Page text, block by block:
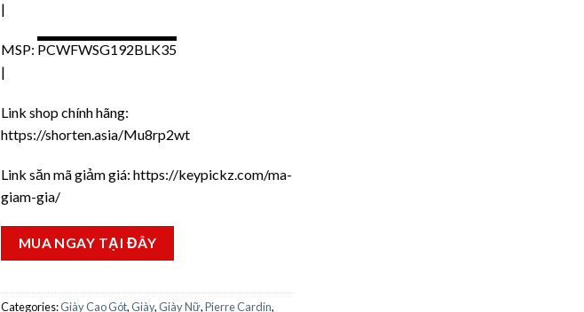
|
MSP: PCWFWSG192BLK35
|
Link shop chính hãng:
https://shorten.asia/Mu8rp2wt
Link săn mã giảm giá: https://keypickz.com/ma-
giam-gia/
MUA NGAY TẠI ĐÂY
Categories:Giày Cao Gót,Giày,Giày Nữ,Pierre Cardin,